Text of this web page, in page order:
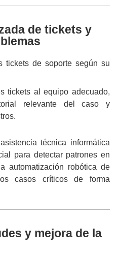
de tickets y
tickets de soporte según su
tickets al equipo adecuado,
relevante del caso y
técnica informática
para detectar patrones en
automatización robótica de
casos críticos de forma
y mejora de la